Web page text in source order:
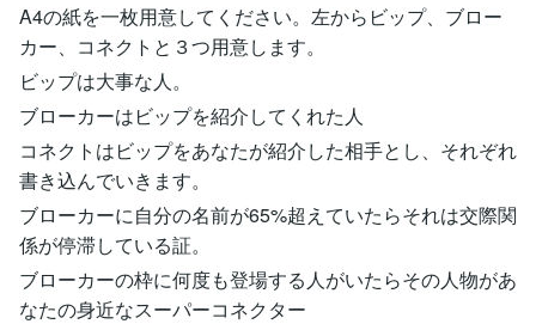
A4の紙を一枚用意してください。左からビップ、ブロー
カー、コネクトと３つ用意します。
ビップは大事な人。
ブローカーはビップを紹介してくれた人
コネクトはビップをあなたが紹介した相手とし、それぞれ
書き込んでいきます。
ブローカーに自分の名前が65%超えていたらそれは交際関
係が停滞している証。
ブローカーの枠に何度も登場する人がいたらその人物があ
なたの身近なスーパーコネクター